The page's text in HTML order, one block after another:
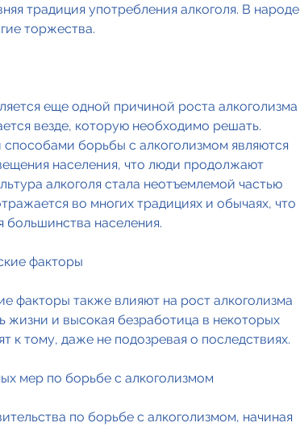
традиция употребления алкоголя. В народе
торжества.
еще одной причиной роста алкоголизма
везде, которую необходимо решать.
борьбы с алкоголизмом являются
населения, что люди продолжают
алкоголя стала неотъемлемой частью
во многих традициях и обычаях, что
большинства населения.
факторы
факторы также влияют на рост алкоголизма
жизни и высокая безработица в некоторых
к тому, даже не подозревая о последствиях.
мер по борьбе с алкоголизмом
по борьбе с алкоголизмом, начиная